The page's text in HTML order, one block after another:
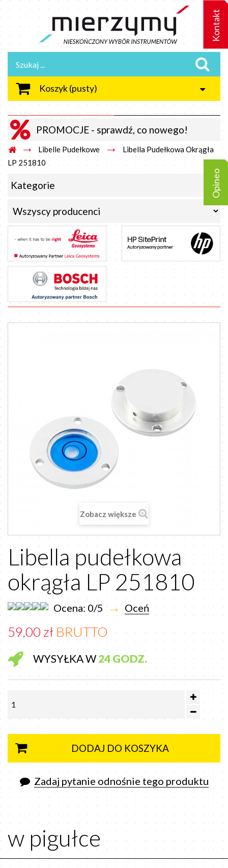
Koszyk(pusty)
PROMOCJE - sprawdź, co nowego!
→ Libelle Pudełkowe →
Libella Pudełkowa Okrągła
LP 251810
Kategorie
Zobacz większe
Libella pudełkowa
okrągła LP 251810
Ocena: 0/5 → Oceń
59,00 zł BRUTTO
WYSYŁKA W 24 GODZ.
DODAJ DO KOSZYKA
Zadaj pytanie odnośnie tego produktu
w pigułce
Kontakt
Opineo